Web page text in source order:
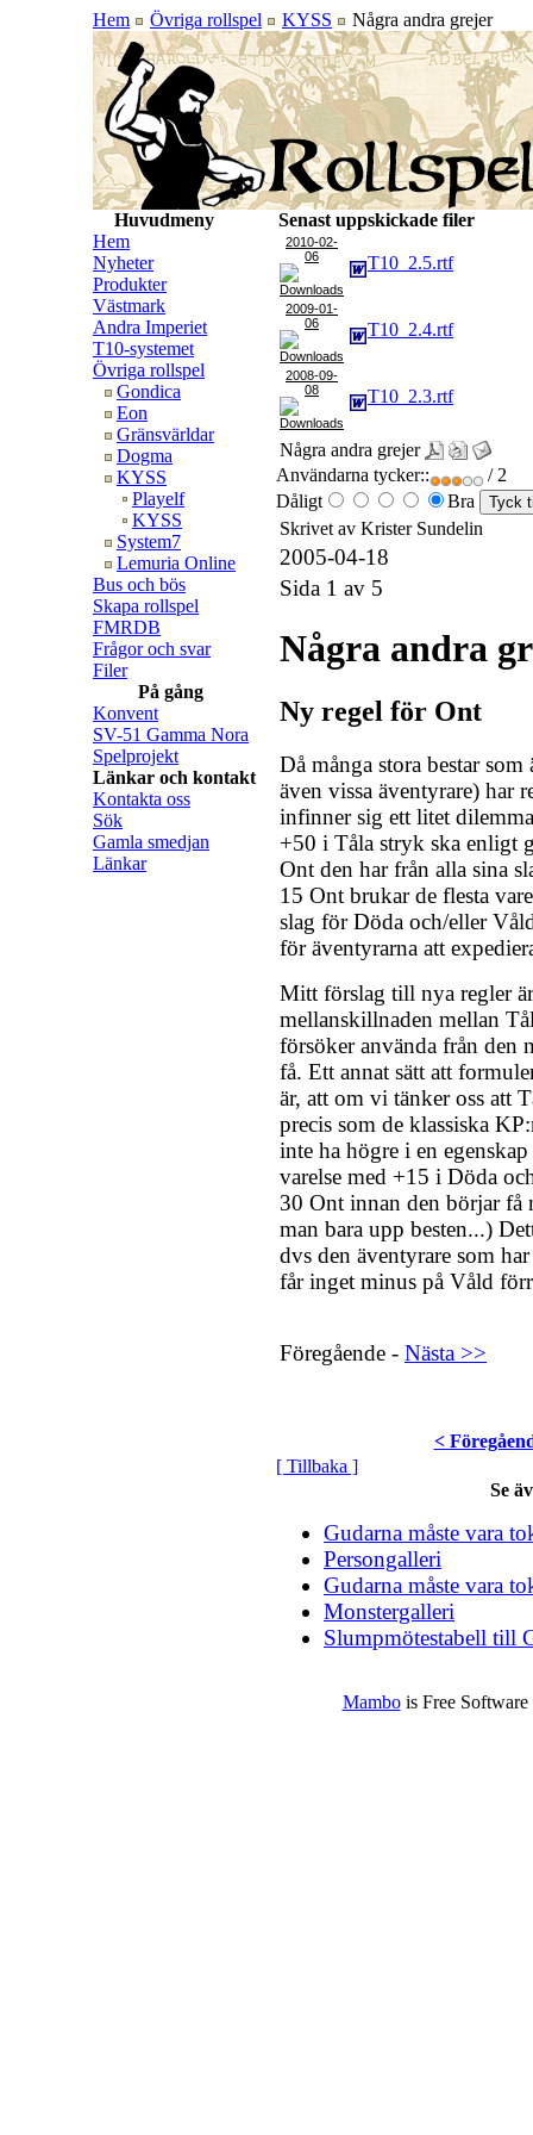
Hem Övriga rollspel KYSS Några andra grejer
Huvudmeny
Hem
Nyheter
Produkter
Västmark
Andra Imperiet
T10-systemet
Övriga rollspel
Gondica
Eon
Gränsvärldar
Dogma
KYSS
Playelf
KYSS
System7
Lemuria Online
Bus och bös
Skapa rollspel
FMRDB
Frågor och svar
Filer
På gång
Konvent
SV-51 Gamma Nora
Spelprojekt
Länkar och kontakt
Kontakta oss
Sök
Gamla smedjan
Länkar
Senast uppskickade filer
2010-02-
06
T10_2.5.rtf
2009-01-
06
T10_2.4.rtf
2008-09-
08
T10_2.3.rtf
Några andra grejer
Användarna tycker::
/ 2
Dåligt
Bra
Skrivet av Krister Sundelin
2005-04-18
Sida 1 av 5
Några andra
Ny regel för Ont
Då många stora bestar
även vissa äventyrare) har
infinner sig ett litet
+50 i Tåla stryk ska enligt
Ont den har från alla sina
15 Ont brukar de flesta
slag för Döda och/eller
för äventyrarna att
Mitt förslag till nya regler
mellanskillnaden mellan
försöker använda från den
få. Ett annat sätt att
är, att om vi tänker oss att
precis som de klassiska
inte ha högre i en
varelse med +15 i Döda
30 Ont innan den börjar få
man bara upp besten...)
dvs den äventyrare som
får inget minus på Våld
Föregående - Nästa >>
<
[ Tillbaka ]
Se
Gudarna måste vara
Persongalleri
Gudarna måste vara
Monstergalleri
Slumpmötestabell till
Mambois Free Software